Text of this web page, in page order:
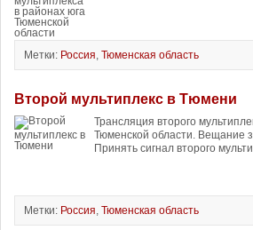
Метки: Россия, Тюменская область
Второй мультиплекс в Тюмени
Трансляция второго
Тюменской области. Вещание
Принять сигнал второго
Метки: Россия, Тюменская область